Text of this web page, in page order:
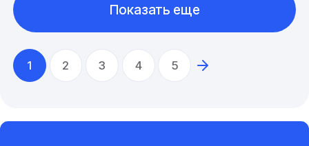
1 2 3 4 5
Показать еще